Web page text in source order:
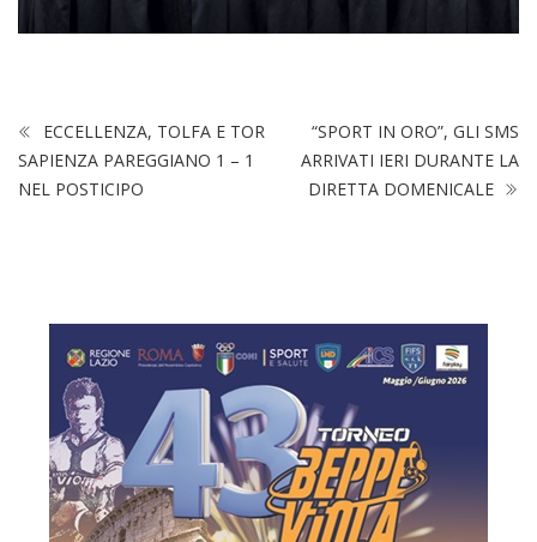
ECCELLENZA, TOLFA E TOR
SAPIENZA PAREGGIANO 1 – 1
NEL POSTICIPO
“SPORT IN ORO”, GLI SMS
ARRIVATI IERI DURANTE LA
DIRETTA DOMENICALE